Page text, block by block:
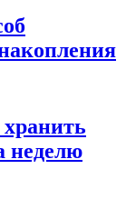
неделю